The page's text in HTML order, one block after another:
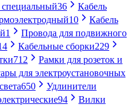
специальный36
Кабель
10
Кабель
1
Провода для подвижного
Кабельные сборки229
712
Рамки для розеток и
для электроустановочных
650
Удлинители
94
Вилки